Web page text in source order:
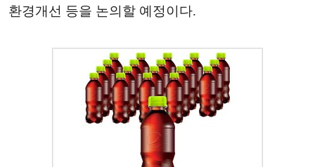
환경개선 등을 논의할 예정이다.